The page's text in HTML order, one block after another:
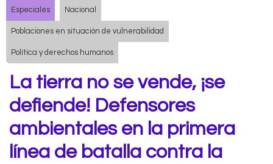
Especiales Nacional
Poblaciones en situación de vulnerabilidad
Política y derechos humanos
La tierra no se vende, ¡se
defiende! Defensores
ambientales en la primera
línea de batalla contra la